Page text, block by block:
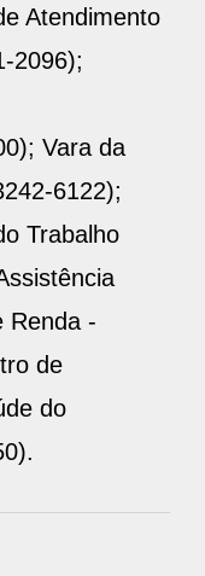
Atendimento
2096);
Vara da
6122);
Trabalho
Renda -
de
do